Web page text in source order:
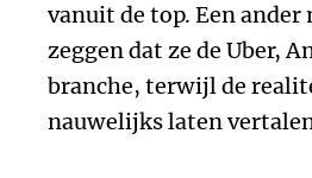
vanuit de top. Een
zeggen dat ze de Uber,
branche, terwijl de
nauwelijks laten